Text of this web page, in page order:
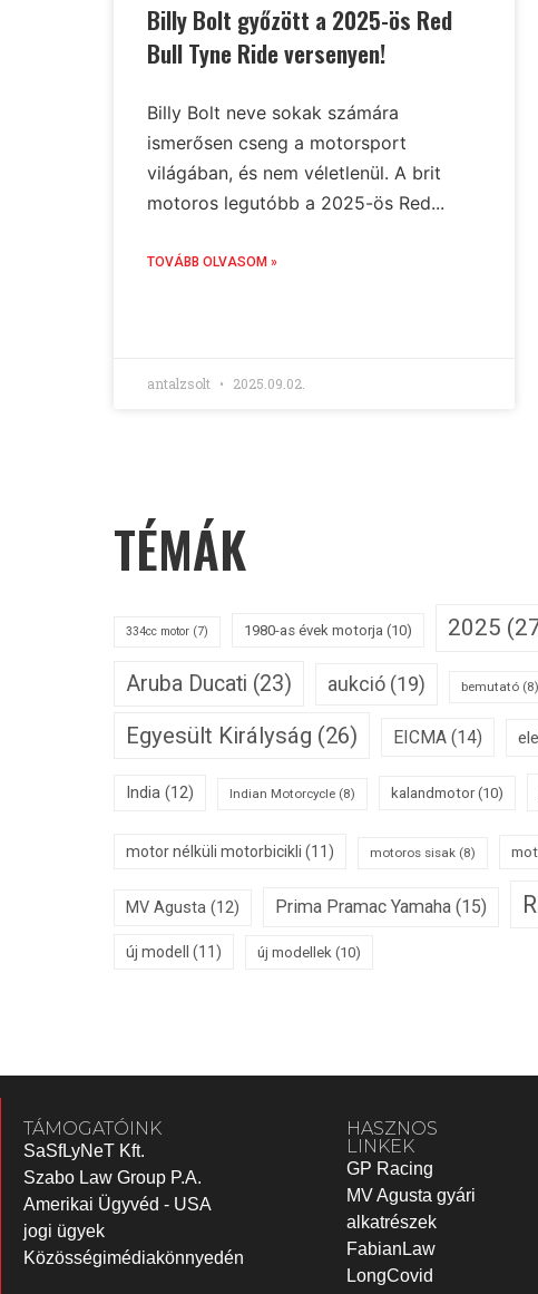
Billy Bolt győzött a 2025-ös Red
Bull Tyne Ride versenyen!
Billy Bolt neve sokak számára
ismerősen cseng a motorsport
világában, és nem véletlenül. A brit
motoros legutóbb a 2025-ös Red...
TOVÁBB OLVASOM »
antalzsolt 2025.09.02.
TÉMÁK
334cc motor (7) 1980-as évek motorja (10) 2025
Aruba Ducati (23) aukció (19) bemutató (8)
Egyesült Királyság (26) EICMA (14)
India (12) Indian Motorcycle (8) kalandmotor(10)
motor nélküli motorbicikli (11) motoros sisak (8)
MV Agusta (12) Prima Pramac Yamaha (15)
új modell (11) új modellek (10)
TÁMOGATÓINK
SaSfLyNeT Kft.
Szabo Law Group P.A.
Amerikai Ügyvéd - USA
jogi ügyek
Közösségimédiakönnyedén
HASZNOS
LINKEK
GP Racing
MV Agusta gyári
alkatrészek
FabianLaw
LongCovid